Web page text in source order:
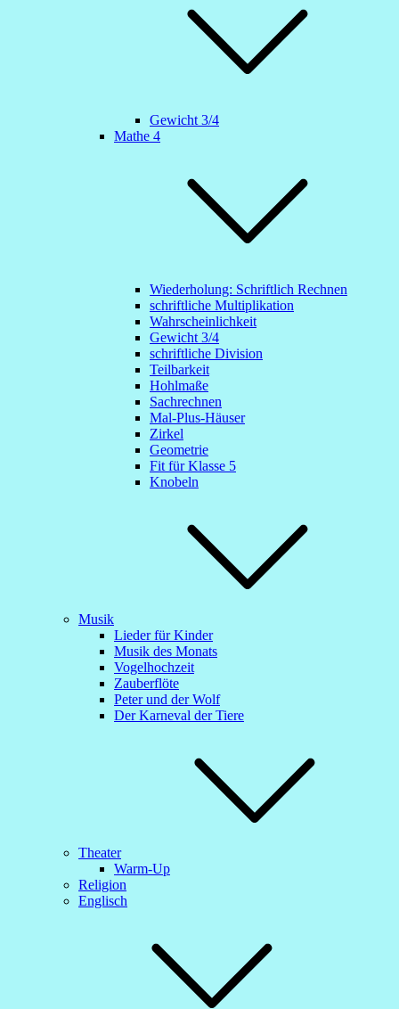
Gewicht 3/4
Mathe 4
Wiederholung: Schriftlich Rechnen
schriftliche Multiplikation
Wahrscheinlichkeit
Gewicht 3/4
schriftliche Division
Teilbarkeit
Hohlmaße
Sachrechnen
Mal-Plus-Häuser
Zirkel
Geometrie
Fit für Klasse 5
Knobeln
Musik
Lieder für Kinder
Musik des Monats
Vogelhochzeit
Zauberflöte
Peter und der Wolf
Der Karneval der Tiere
Theater
Warm-Up
Religion
Englisch